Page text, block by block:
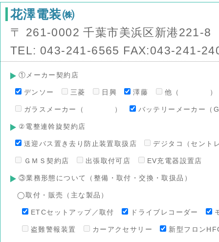
花澤電装㈱
〒 261-0002 千葉市美浜区新港221-8
TEL: 043-241-6565 FAX:043-241-
①メーカー契約店
デンソー 三菱 日興 澤藤 他（ ）
ガラスメーカー（ ） バッテリーメーカー（
②電整連斡旋契約店
送迎バス置き去り防止装置取扱店 デジタコ（セント
ＧＭＳ契約店 出張取付可店 EV充電器設置店
③業務形態について（整備・取付・交換・取扱品）
◯取付・販売（主な製品）
ETCセットアップ／取付 ドライブレコーダー
盗難警報装置 カーアクセサリー 新型フロン